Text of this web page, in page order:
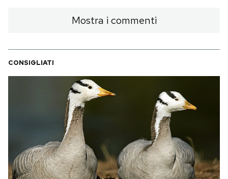
CALENDARIO
AREA PERSONALE
Area Personale
Newsletter
Notifiche mobile
Regala il Post
Hai bisogno di aiuto?
Esci
Mostra i commenti
CONSIGLIATI